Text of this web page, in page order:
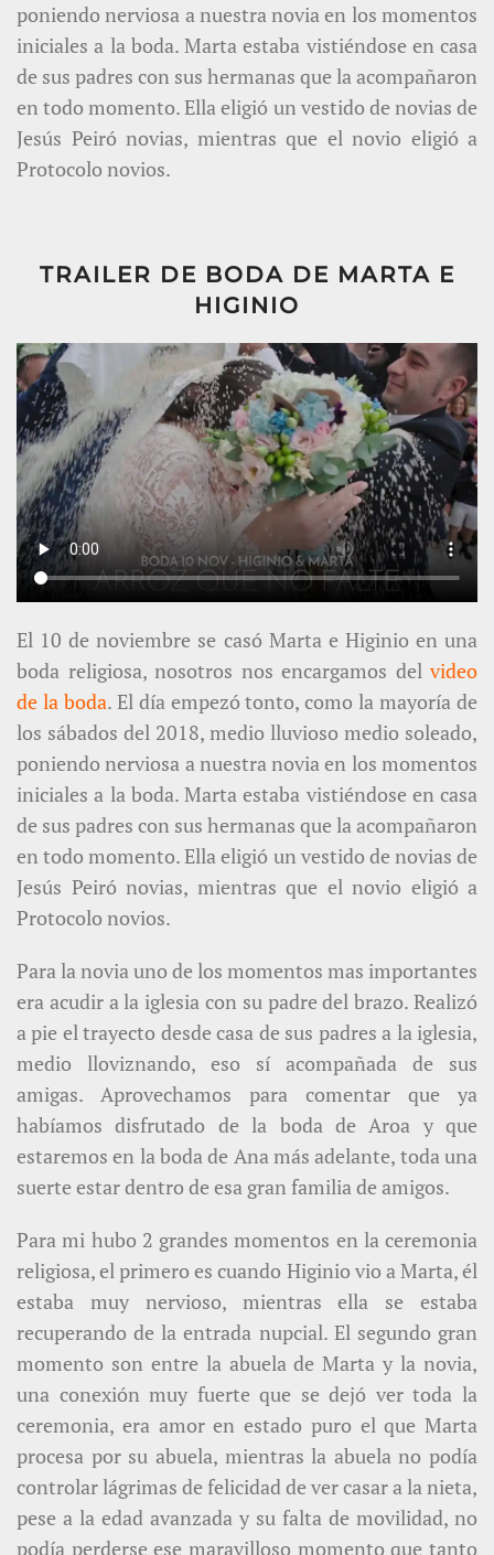
poniendo nerviosa a nuestra novia en los momentos
iniciales a la boda. Marta estaba vistiéndose en casa
de sus padres con sus hermanas que la acompañaron
en todo momento. Ella eligió un vestido de novias de
Jesús Peiró novias, mientras que el novio eligió a
Protocolo novios.
TRAILER DE BODA DE MARTA E
HIGINIO
El 10 de noviembre se casó Marta e Higinio en una
boda religiosa, nosotros nos encargamos del video
de la boda. El día empezó tonto, como la mayoría de
los sábados del 2018, medio lluvioso medio soleado,
poniendo nerviosa a nuestra novia en los momentos
iniciales a la boda. Marta estaba vistiéndose en casa
de sus padres con sus hermanas que la acompañaron
en todo momento. Ella eligió un vestido de novias de
Jesús Peiró novias, mientras que el novio eligió a
Protocolo novios.
Para la novia uno de los momentos mas importantes
era acudir a la iglesia con su padre del brazo. Realizó
a pie el trayecto desde casa de sus padres a la iglesia,
medio lloviznando, eso sí acompañada de sus
amigas. Aprovechamos para comentar que ya
habíamos disfrutado de la boda de Aroa y que
estaremos en la boda de Ana más adelante, toda una
suerte estar dentro de esa gran familia de amigos.
Para mi hubo 2 grandes momentos en la ceremonia
religiosa, el primero es cuando Higinio vio a Marta, él
estaba muy nervioso, mientras ella se estaba
recuperando de la entrada nupcial. El segundo gran
momento son entre la abuela de Marta y la novia,
una conexión muy fuerte que se dejó ver toda la
ceremonia, era amor en estado puro el que Marta
procesa por su abuela, mientras la abuela no podía
controlar lágrimas de felicidad de ver casar a la nieta,
pese a la edad avanzada y su falta de movilidad, no
podía perderse ese maravilloso momento que tanto